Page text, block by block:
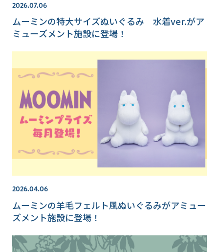
2026.07.06
ムーミンの特大サイズぬいぐるみ 水着ver.がア
ミューズメント施設に登場！
2026.04.06
ムーミンの羊毛フェルト風ぬいぐるみがアミュー
ズメント施設に登場！